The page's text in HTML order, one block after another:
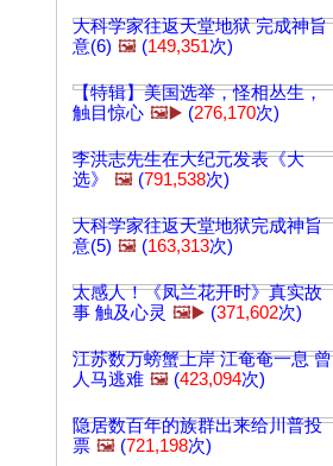
大科学家往返天堂地狱 完成神旨
意(6) 🖼️ (149,351次)
【特辑】美国选举，怪相丛生，
触目惊心 🖼️▶️ (276,170次)
李洪志先生在大纪元发表《大
选》
🖼️ (791,538次)
大科学家往返天堂地狱完成神旨
意(5) 🖼️ (163,313次)
太感人！《凤兰花开时》真实故
事 触及心灵 🖼️▶️ (371,602次)
江苏数万螃蟹上岸 江奄奄一息 曾
人马逃难 🖼️ (423,094次)
隐居数百年的族群出来给川普投
票 🖼️ (721,198次)